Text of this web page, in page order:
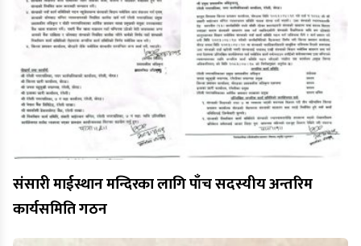
संसारी माईस्थान मन्दिरका लागि पाँच सदस्यीय अन्तरिम
कार्यसमिति गठन